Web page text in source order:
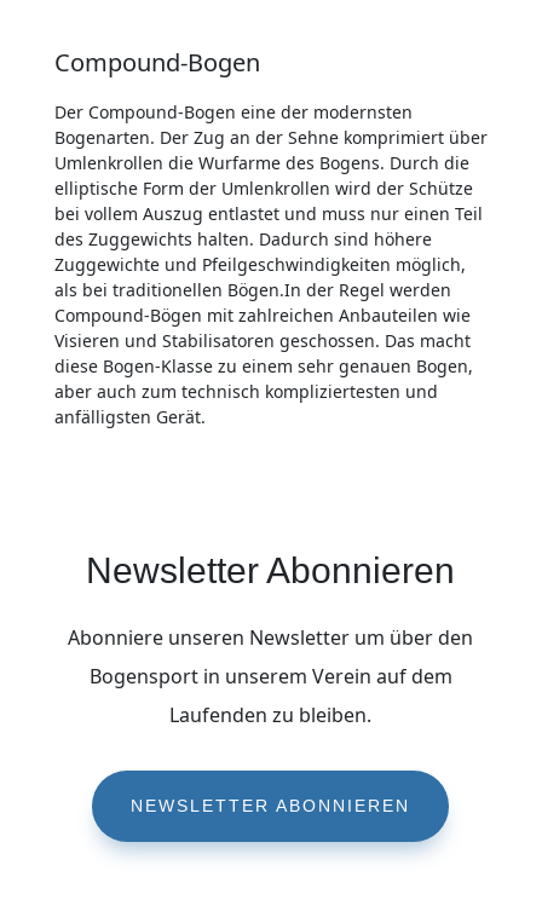
Compound-Bogen
Der Compound-Bogen eine der modernsten
Bogenarten. Der Zug an der Sehne komprimiert über
Umlenkrollen die Wurfarme des Bogens. Durch die
elliptische Form der Umlenkrollen wird der Schütze
bei vollem Auszug entlastet und muss nur einen Teil
des Zuggewichts halten. Dadurch sind höhere
Zuggewichte und Pfeilgeschwindigkeiten möglich,
als bei traditionellen Bögen.In der Regel werden
Compound-Bögen mit zahlreichen Anbauteilen wie
Visieren und Stabilisatoren geschossen. Das macht
diese Bogen-Klasse zu einem sehr genauen Bogen,
aber auch zum technisch kompliziertesten und
anfälligsten Gerät.
Newsletter Abonnieren
Abonniere unseren Newsletter um über den
Bogensport in unserem Verein auf dem
Laufenden zu bleiben.
NEWSLETTER ABONNIEREN